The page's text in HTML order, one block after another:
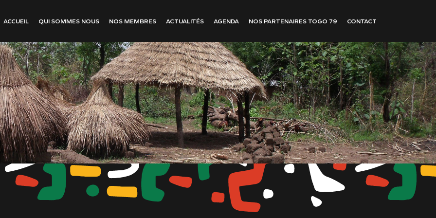
ACCUEIL QUI SOMMES NOUS NOS MEMBRES ACTUALITÉS AGENDA NOS PARTENAIRES TOGO 79 CONTACT